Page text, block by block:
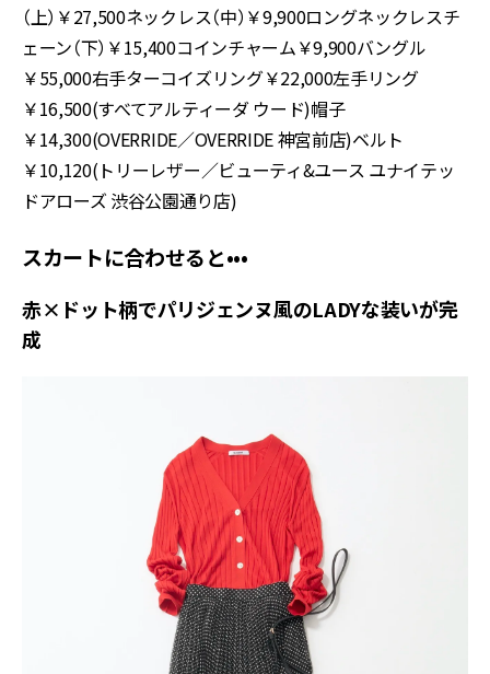
（上）￥27,500ネックレス（中）￥9,900ロングネックレスチ
ェーン（下）￥15,400コインチャーム￥9,900バングル
￥55,000右手ターコイズリング￥22,000左手リング
￥16,500(すべてアルティーダ ウード)帽子
￥14,300(OVERRIDE／OVERRIDE 神宮前店)ベルト
￥10,120(トリーレザー／ビューティ&ユース ユナイテッ
ドアローズ 渋谷公園通り店)
スカートに合わせると•••
赤×ドット柄でパリジェンヌ風のLADYな装いが完
成